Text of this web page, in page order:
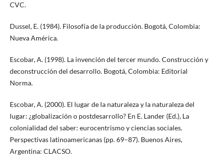
CVC.
Dussel, E. (1984). Filosofía de la producción. Bogotá, Colombia:
Nueva América.
Escobar, A. (1998). La invención del tercer mundo. Construcción y
deconstrucción del desarrollo. Bogotá, Colombia: Editorial
Norma.
Escobar, A. (2000). El lugar de la naturaleza y la naturaleza del
lugar: ¿globalización o postdesarrollo? En E. Lander (Ed.), La
colonialidad del saber: eurocentrismo y ciencias sociales.
Perspectivas latinoamericanas (pp. 69–87). Buenos Aires,
Argentina: CLACSO.